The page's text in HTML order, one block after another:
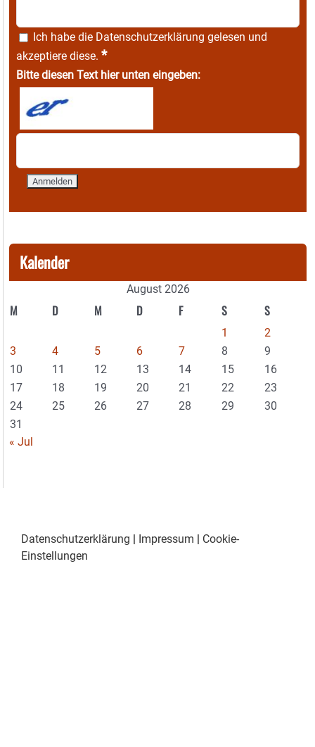
Ich habe die Datenschutzerklärung gelesen und
akzeptiere diese. *
Bitte diesen Text hier unten eingeben:
Kalender
August 2026
M D M D F S S
1
2
3
4 5 6 7 8
9
10
11 12 13 14 15
16
17
18 19 20 21 22
23
24
25 26 27 28 29
30
31
« Jul
Datenschutzerklärung | Impressum | Cookie-
Einstellungen